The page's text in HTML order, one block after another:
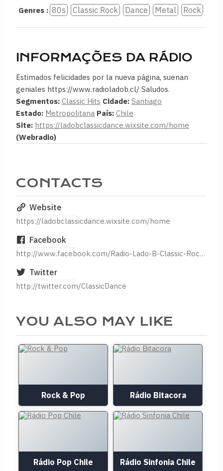
Genres : 80s Classic Rock Dance Metal Rock
INFORMAÇÕES DA RÁDIO
Estimados felicidades por la nueva página, suenan
geniales https://www.radioladob.cl/ Saludos.
Segmentos: Classic Hits Cidade: Santiago
Estado: Metropolitana País: Chile
Site: https://ladobclassicdance.wixsite.com/home
(Webradio)
CONTACTS
Website
https://ladobclassicdance.wixsite.com/home
Facebook
http://www.facebook.com/Radio-Lado-B-Classic-Rock-833623703368355/
Twitter
http://twitter.com/ClassicDance
YOU ALSO MAY LIKE
Rock & Pop Rádio Bitacora
Rádio Pop Chile Rádio Sinfonia Chile